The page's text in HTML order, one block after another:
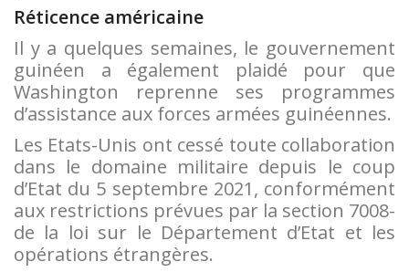
Réticence américaine
Il y a quelques semaines, le gouvernement
guinéen a également plaidé pour que
Washington reprenne ses programmes
d’assistance aux forces armées guinéennes.
Les Etats-Unis ont cessé toute collaboration
dans le domaine militaire depuis le coup
d’Etat du 5 septembre 2021, conformément
aux restrictions prévues par la section 7008-
de la loi sur le Département d’Etat et les
opérations étrangères.